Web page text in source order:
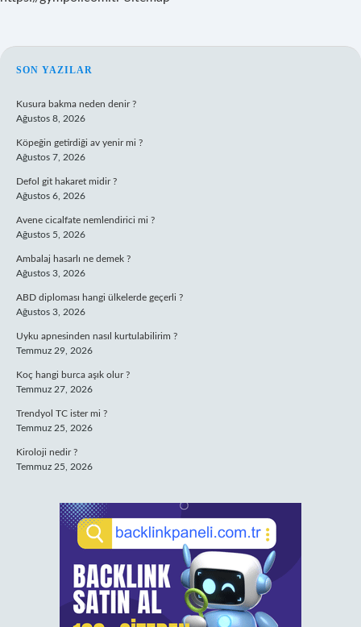
SIDEBAR
SON YAZILAR
Kusura bakma neden denir ?
Ağustos 8, 2026
Köpeğin getirdiği av yenir mi ?
Ağustos 7, 2026
Defol git hakaret midir ?
Ağustos 6, 2026
Avene cicalfate nemlendirici mi ?
Ağustos 5, 2026
Ambalaj hasarlı ne demek ?
Ağustos 3, 2026
ABD diploması hangi ülkelerde geçerli ?
Ağustos 3, 2026
Uyku apnesinden nasıl kurtulabilirim ?
Temmuz 29, 2026
Koç hangi burca aşık olur ?
Temmuz 27, 2026
Trendyol TC ister mi ?
Temmuz 25, 2026
Kiroloji nedir ?
Temmuz 25, 2026